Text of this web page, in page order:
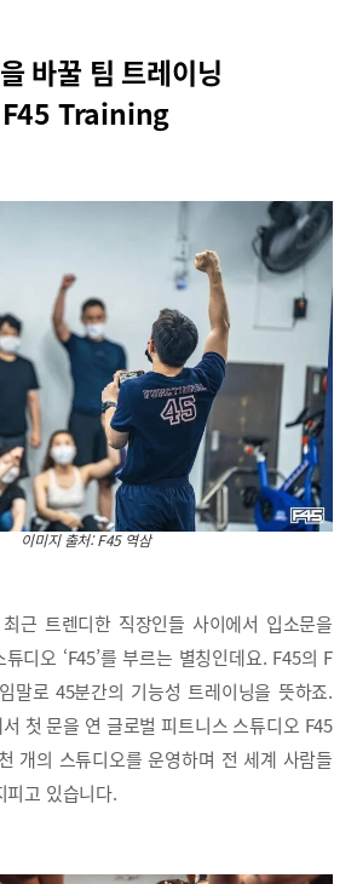
바꿀 팀 트레이닝
F45 Training
이미지 출처: F45 역삼
최근 트렌디한 직장인들 사이에서 입소문을
디오 ‘F45’를 부르는 별칭인데요. F45의 F
말로 45분간의 기능성 트레이닝을 뜻하죠.
첫 문을 연 글로벌 피트니스 스튜디오 F45
개의 스튜디오를 운영하며 전 세계 사람들
피고 있습니다.